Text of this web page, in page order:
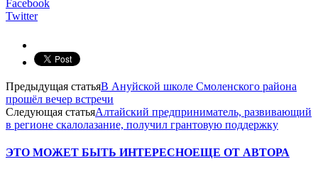
Facebook
Twitter
Предыдущая статьяВ Ануйской школе Смоленского района
прошёл вечер встречи
Следующая статьяАлтайский предприниматель, развивающий
в регионе скалолазание, получил грантовую поддержку
ЭТО МОЖЕТ БЫТЬ ИНТЕРЕСНОЕЩЕ ОТ АВТОРА